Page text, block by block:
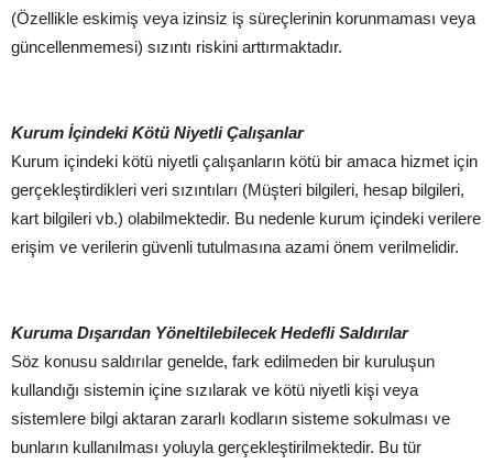
(Özellikle eskimiş veya izinsiz iş süreçlerinin korunmaması veya
güncellenmemesi) sızıntı riskini arttırmaktadır.
Kurum İçindeki Kötü Niyetli Çalışanlar
Kurum içindeki kötü niyetli çalışanların kötü bir amaca hizmet için
gerçekleştirdikleri veri sızıntıları (Müşteri bilgileri, hesap bilgileri,
kart bilgileri vb.) olabilmektedir. Bu nedenle kurum içindeki verilere
erişim ve verilerin güvenli tutulmasına azami önem verilmelidir.
Kuruma Dışarıdan Yöneltilebilecek Hedefli Saldırılar
Söz konusu saldırılar genelde, fark edilmeden bir kuruluşun
kullandığı sistemin içine sızılarak ve kötü niyetli kişi veya
sistemlere bilgi aktaran zararlı kodların sisteme sokulması ve
bunların kullanılması yoluyla gerçekleştirilmektedir. Bu tür